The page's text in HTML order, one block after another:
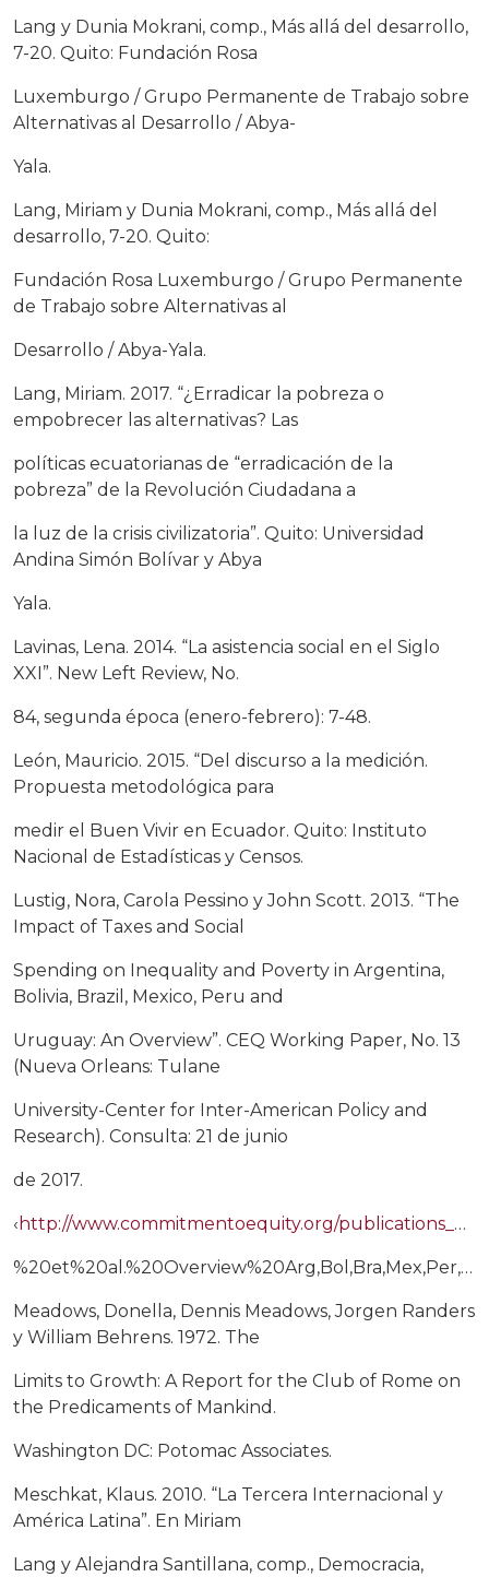
Lang y Dunia Mokrani, comp., Más allá del desarrollo,
7-20. Quito: Fundación Rosa
Luxemburgo / Grupo Permanente de Trabajo sobre
Alternativas al Desarrollo / Abya-
Yala.
Lang, Miriam y Dunia Mokrani, comp., Más allá del
desarrollo, 7-20. Quito:
Fundación Rosa Luxemburgo / Grupo Permanente
de Trabajo sobre Alternativas al
Desarrollo / Abya-Yala.
Lang, Miriam. 2017. “¿Erradicar la pobreza o
empobrecer las alternativas? Las
políticas ecuatorianas de “erradicación de la
pobreza” de la Revolución Ciudadana a
la luz de la crisis civilizatoria”. Quito: Universidad
Andina Simón Bolívar y Abya
Yala.
Lavinas, Lena. 2014. “La asistencia social en el Siglo
XXI”. New Left Review, No.
84, segunda época (enero-febrero): 7-48.
León, Mauricio. 2015. “Del discurso a la medición.
Propuesta metodológica para
medir el Buen Vivir en Ecuador. Quito: Instituto
Nacional de Estadísticas y Censos.
Lustig, Nora, Carola Pessino y John Scott. 2013. “The
Impact of Taxes and Social
Spending on Inequality and Poverty in Argentina,
Bolivia, Brazil, Mexico, Peru and
Uruguay: An Overview”. CEQ Working Paper, No. 13
(Nueva Orleans: Tulane
University-Center for Inter-American Policy and
Research). Consulta: 21 de junio
de 2017.
‹ http://www.commitmentoequity.org/publications_files/CEQWPNo13%20Lustig
%20et%20al.%20Overview%20Arg,Bol,Bra,Mex,Per,Ury%20April%202013.pdf›.
Meadows, Donella, Dennis Meadows, Jorgen Randers
y William Behrens. 1972. The
Limits to Growth: A Report for the Club of Rome on
the Predicaments of Mankind.
Washington DC: Potomac Associates.
Meschkat, Klaus. 2010. “La Tercera Internacional y
América Latina”. En Miriam
Lang y Alejandra Santillana, comp., Democracia,